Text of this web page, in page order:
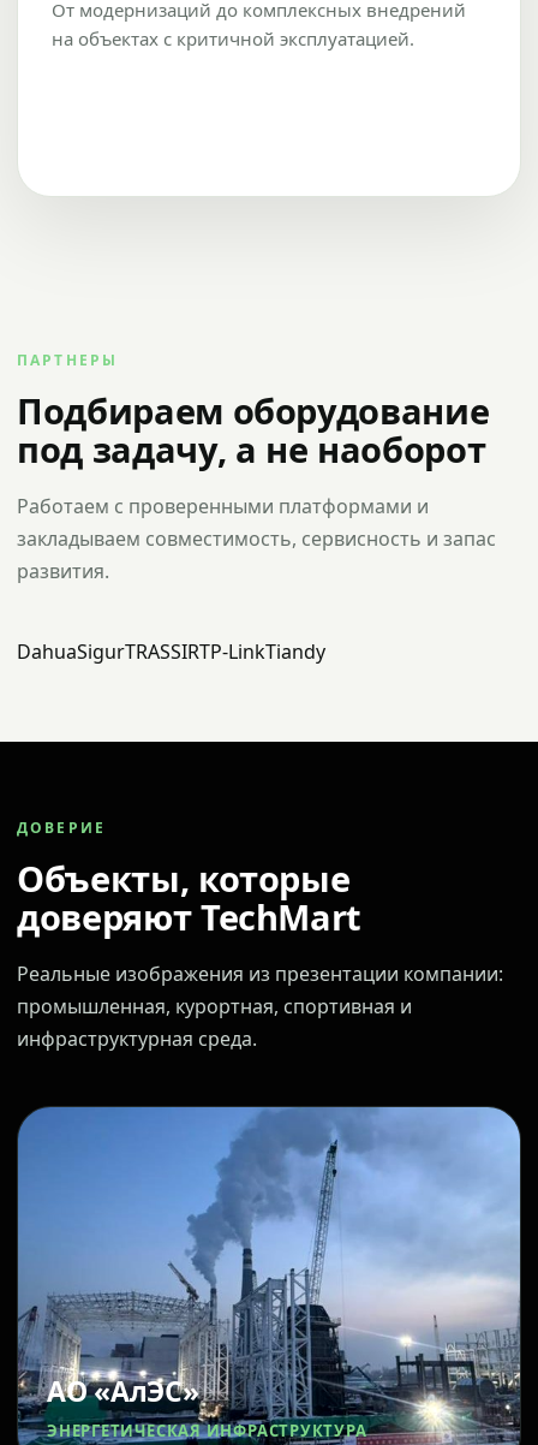
От модернизаций до комплексных внедрений
на объектах с критичной эксплуатацией.
ПАРТНЕРЫ
Подбираем оборудование
под задачу, а не наоборот
Работаем с проверенными платформами и
закладываем совместимость, сервисность и запас
развития.
DahuaSigurTRASSIRTP-LinkTiandy
ДОВЕРИЕ
Объекты, которые
доверяют TechMart
Реальные изображения из презентации компании:
промышленная, курортная, спортивная и
инфраструктурная среда.
АО «АлЭС»
ЭНЕРГЕТИЧЕСКАЯ ИНФРАСТРУКТУРА